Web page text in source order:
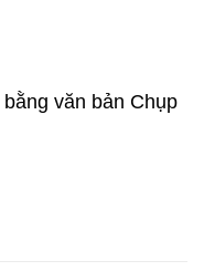
văn bản Chụp